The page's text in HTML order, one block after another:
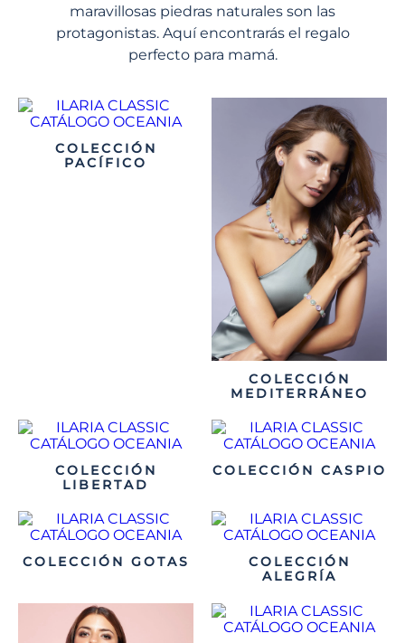
COLECCIÓN
PACÍFICO
maravillosas piedras naturales son las
protagonistas. Aquí encontrarás el regalo
perfecto para mamá.
COLECCIÓN
MEDITERRÁNEO
COLECCIÓN
LIBERTAD
COLECCIÓN CASPIO
COLECCIÓN GOTAS
COLECCIÓN
ALEGRÍA